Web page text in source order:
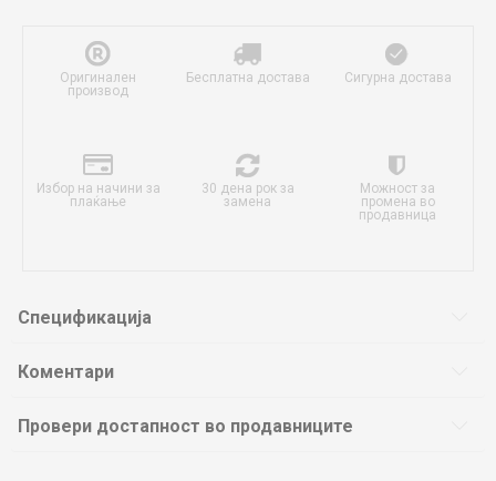
Оригинален
производ
Бесплатна достава Сигурна достава
Избор на начини за
плаќање
30 дена рок за
замена
Можност за
промена во
продавница
Спецификација
Коментари
Провери достапност во продавниците